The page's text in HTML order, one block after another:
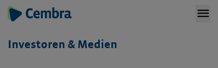
menu
Investoren & Medien